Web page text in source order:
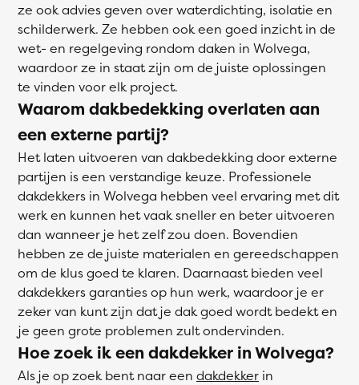
ze ook advies geven over waterdichting, isolatie en
schilderwerk. Ze hebben ook een goed inzicht in de
wet- en regelgeving rondom daken in Wolvega,
waardoor ze in staat zijn om de juiste oplossingen
te vinden voor elk project.
Waarom dakbedekking overlaten aan
een externe partij?
Het laten uitvoeren van dakbedekking door externe
partijen is een verstandige keuze. Professionele
dakdekkers in Wolvega hebben veel ervaring met dit
werk en kunnen het vaak sneller en beter uitvoeren
dan wanneer je het zelf zou doen. Bovendien
hebben ze de juiste materialen en gereedschappen
om de klus goed te klaren. Daarnaast bieden veel
dakdekkers garanties op hun werk, waardoor je er
zeker van kunt zijn dat je dak goed wordt bedekt en
je geen grote problemen zult ondervinden.
Hoe zoek ik een dakdekker in Wolvega?
Als je op zoek bent naar een dakdekker in